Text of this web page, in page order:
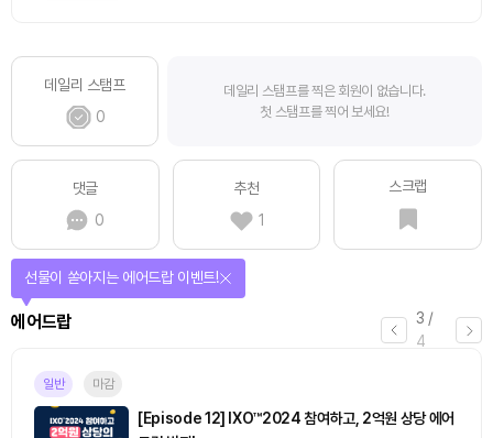
데일리 스탬프
0
데일리 스탬프를 찍은 회원이 없습니다.
첫 스탬프를 찍어 보세요!
댓글
0
추천
1
스크랩
3 /
4
에어드랍
선물이 쏟아지는 에어드랍 이벤트!
일반 마감
[Episode 12] IXO™2024 참여하고, 2억원 상당 에어